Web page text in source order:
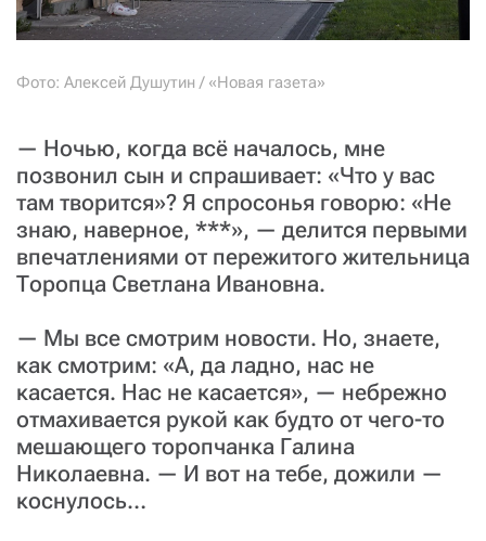
Фото: Алексей Душутин / «Новая газета»
— Ночью, когда всё началось, мне
позвонил сын и спрашивает: «Что у вас
там творится»? Я спросонья говорю: «Не
знаю, наверное, ***», — делится первыми
впечатлениями от пережитого жительница
Торопца Светлана Ивановна.
— Мы все смотрим новости. Но, знаете,
как смотрим: «А, да ладно, нас не
касается. Нас не касается», — небрежно
отмахивается рукой как будто от чего-то
мешающего торопчанка Галина
Николаевна. — И вот на тебе, дожили —
коснулось…